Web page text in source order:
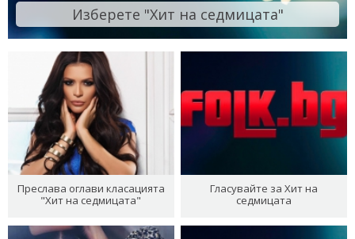
Изберете "Хит на седмицата"
Преслава оглави класацията
"Хит на седмицата"
Гласувайте за Хит на
седмицата